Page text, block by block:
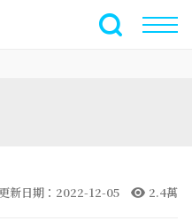
全文檢索
更新日期：2022-12-05 2.4萬